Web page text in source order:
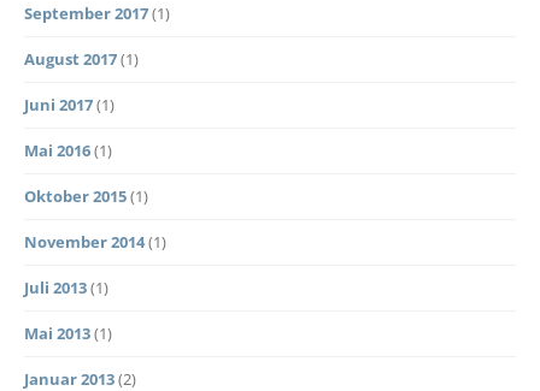
September 2017(1)
August 2017(1)
Juni 2017(1)
Mai 2016(1)
Oktober 2015(1)
November 2014(1)
Juli 2013(1)
Mai 2013(1)
Januar 2013(2)